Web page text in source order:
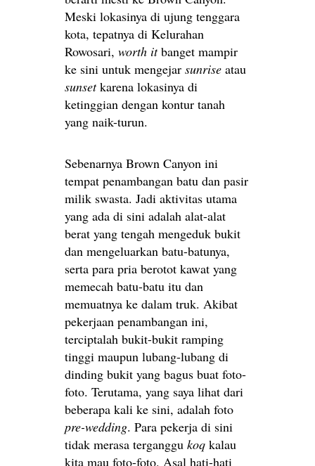
Meski lokasinya di ujung tenggara
kota, tepatnya di Kelurahan
Rowosari, worth itbanget mampir
ke sini untuk mengejar sunrise atau
sunsetkarena lokasinya di
ketinggian dengan kontur tanah
yang naik-turun.
Sebenarnya Brown Canyon ini
tempat penambangan batu dan pasir
milik swasta. Jadi aktivitas utama
yang ada di sini adalah alat-alat
berat yang tengah mengeduk bukit
dan mengeluarkan batu-batunya,
serta para pria berotot kawat yang
memecah batu-batu itu dan
memuatnya ke dalam truk. Akibat
pekerjaan penambangan ini,
terciptalah bukit-bukit ramping
tinggi maupun lubang-lubang di
dinding bukit yang bagus buat foto-
foto. Terutama, yang saya lihat dari
beberapa kali ke sini, adalah foto
pre-wedding. Para pekerja di sini
tidak merasa terganggu koq kalau
kita mau foto-foto. Asal hati-hati